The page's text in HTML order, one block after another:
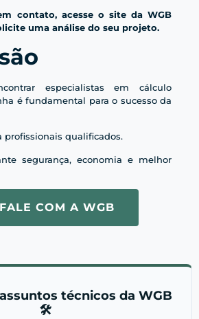
contato, acesse o site da WGB
uma análise do seu projeto.
especialistas em cálculo
é fundamental para o sucesso da
profissionais qualificados.
segurança, economia e melhor
FALE COM A WGB
técnicos da WGB
🛠️